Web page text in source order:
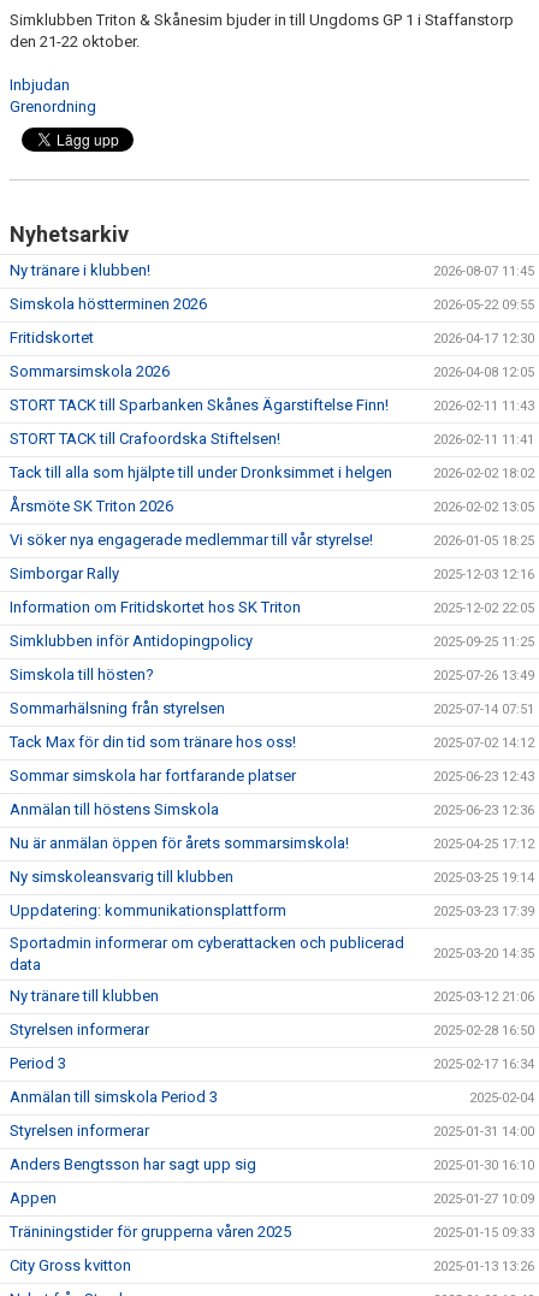
Simklubben Triton & Skånesim bjuder in till Ungdoms GP 1 i Staffanstorp
den 21-22 oktober.
Inbjudan
Grenordning
Nyhetsarkiv
Ny tränare i klubben! 2026-08-07 11:45
Simskola höstterminen 2026 2026-05-22 09:55
Fritidskortet 2026-04-17 12:30
Sommarsimskola 2026 2026-04-08 12:05
STORT TACK till Sparbanken Skånes Ägarstiftelse Finn! 2026-02-11 11:43
STORT TACK till Crafoordska Stiftelsen! 2026-02-11 11:41
Tack till alla som hjälpte till under Dronksimmet i helgen 2026-02-02 18:02
Årsmöte SK Triton 2026 2026-02-02 13:05
Vi söker nya engagerade medlemmar till vår styrelse! 2026-01-05 18:25
Simborgar Rally 2025-12-03 12:16
Information om Fritidskortet hos SK Triton 2025-12-02 22:05
Simklubben inför Antidopingpolicy 2025-09-25 11:25
Simskola till hösten? 2025-07-26 13:49
Sommarhälsning från styrelsen 2025-07-14 07:51
Tack Max för din tid som tränare hos oss! 2025-07-02 14:12
Sommar simskola har fortfarande platser 2025-06-23 12:43
Anmälan till höstens Simskola 2025-06-23 12:36
Nu är anmälan öppen för årets sommarsimskola! 2025-04-25 17:12
Ny simskoleansvarig till klubben 2025-03-25 19:14
Uppdatering: kommunikationsplattform 2025-03-23 17:39
Sportadmin informerar om cyberattacken och publicerad
data
2025-03-20 14:35
Ny tränare till klubben 2025-03-12 21:06
Styrelsen informerar 2025-02-28 16:50
Period 3 2025-02-17 16:34
Anmälan till simskola Period 3 2025-02-04
Styrelsen informerar 2025-01-31 14:00
Anders Bengtsson har sagt upp sig 2025-01-30 16:10
Appen 2025-01-27 10:09
Träniningstider för grupperna våren 2025 2025-01-15 09:33
City Gross kvitton 2025-01-13 13:26